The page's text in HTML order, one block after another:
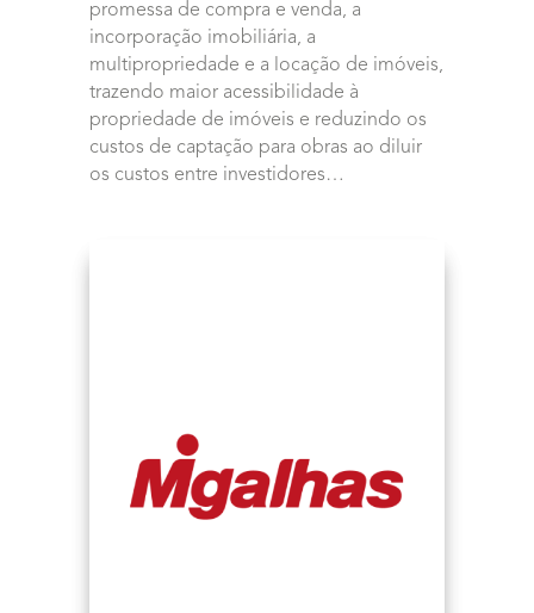
promessa de compra e venda, a
incorporação imobiliária, a
multipropriedade e a locação de imóveis,
trazendo maior acessibilidade à
propriedade de imóveis e reduzindo os
custos de captação para obras ao diluir
os custos entre investidores…